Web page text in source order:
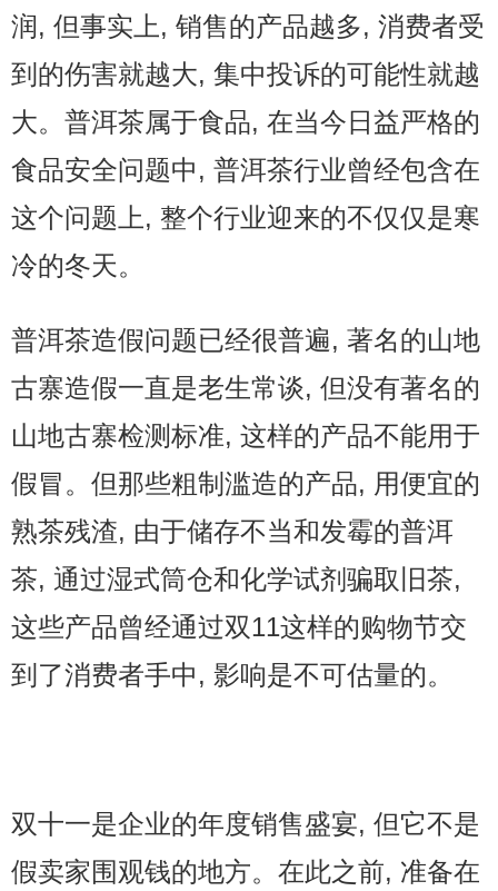
润, 但事实上, 销售的产品越多, 消费者受
到的伤害就越大, 集中投诉的可能性就越
大。普洱茶属于食品, 在当今日益严格的
食品安全问题中, 普洱茶行业曾经包含在
这个问题上, 整个行业迎来的不仅仅是寒
冷的冬天。
普洱茶造假问题已经很普遍, 著名的山地
古寨造假一直是老生常谈, 但没有著名的
山地古寨检测标准, 这样的产品不能用于
假冒。但那些粗制滥造的产品, 用便宜的
熟茶残渣, 由于储存不当和发霉的普洱
茶, 通过湿式筒仓和化学试剂骗取旧茶,
这些产品曾经通过双11这样的购物节交
到了消费者手中, 影响是不可估量的。
双十一是企业的年度销售盛宴, 但它不是
假卖家围观钱的地方。在此之前, 准备在